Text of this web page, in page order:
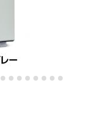
19 20 21 22 23 24 25 26